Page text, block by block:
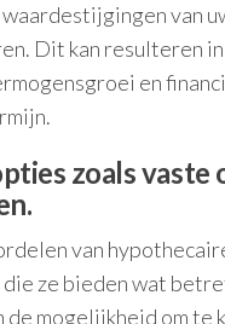
van
Dit kan resulteren
en
zoals vaste
van
ze bieden wat
de mogelijkheid om te